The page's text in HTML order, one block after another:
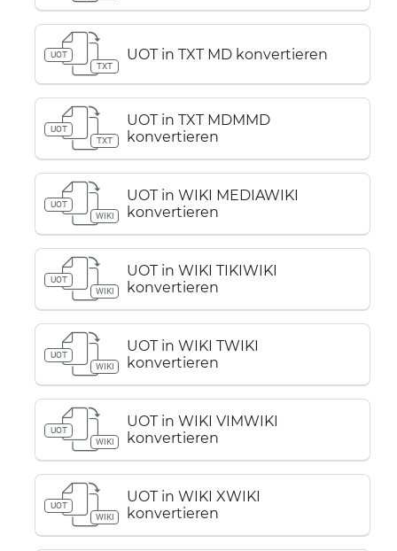
UOT
TXT
UOT in TXT MD konvertieren
UOT
TXT
UOT in TXT MDMMD
konvertieren
UOT
WIKI
UOT in WIKI MEDIAWIKI
konvertieren
UOT
WIKI
UOT in WIKI TIKIWIKI
konvertieren
UOT
WIKI
UOT in WIKI TWIKI
konvertieren
UOT
WIKI
UOT in WIKI VIMWIKI
konvertieren
UOT
WIKI
UOT in WIKI XWIKI
konvertieren